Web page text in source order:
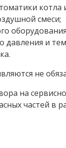
котла
смеси;
давления и
не
на
частей в